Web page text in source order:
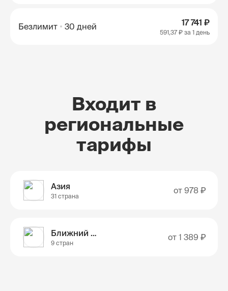
Безлимит 30 дней 17 741 ₽
591,37 ₽ за 1 день
Входит в
региональные
тарифы
Азия
31 страна
от 978 ₽
Ближний Восток
9 стран
от 1 389 ₽